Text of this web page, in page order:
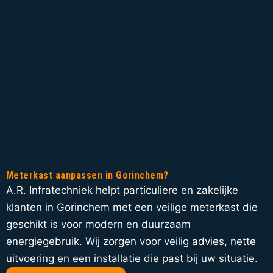
Meterkast aanpassen in Gorinchem?
A.R. Infratechniek helpt particuliere en zakelijke
klanten in Gorinchem met een veilige meterkast die
geschikt is voor modern en duurzaam
energiegebruik. Wij zorgen voor veilig advies, nette
uitvoering en een installatie die past bij uw situatie.